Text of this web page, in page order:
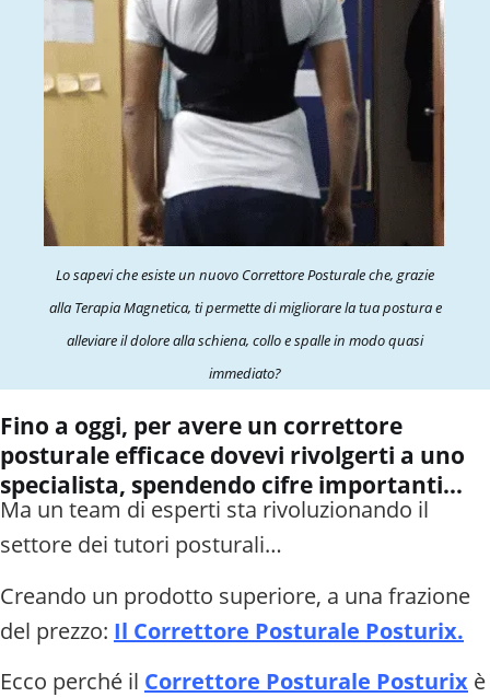
Lo sapevi che esiste un nuovo Correttore Posturale che, grazie
alla Terapia Magnetica, ti permette di migliorare la tua postura e
alleviare il dolore alla schiena, collo e spalle in modo quasi
immediato?
Fino a oggi, per avere un correttore
posturale efficace dovevi rivolgerti a uno
specialista, spendendo cifre importanti…
Ma un team di esperti sta rivoluzionando il
settore dei tutori posturali…
Creando un prodotto superiore, a una frazione
del prezzo: Il Correttore Posturale Posturix.
Ecco perché il Correttore Posturale Posturix è